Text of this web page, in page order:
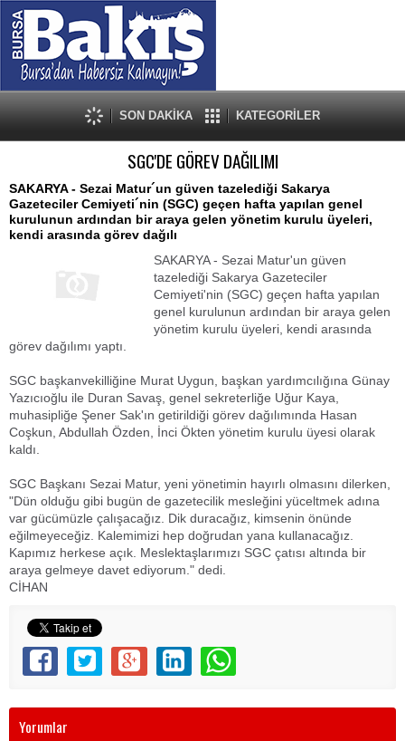
SON DAKİKA KATEGORİLER
SGC'DE GÖREV DAĞILIMI
SAKARYA - Sezai Matur´un güven tazelediği Sakarya
Gazeteciler Cemiyeti´nin (SGC) geçen hafta yapılan genel
kurulunun ardından bir araya gelen yönetim kurulu üyeleri,
kendi arasında görev dağılı
SAKARYA - Sezai Matur'un güven
tazelediği Sakarya Gazeteciler
Cemiyeti'nin (SGC) geçen hafta yapılan
genel kurulunun ardından bir araya gelen
yönetim kurulu üyeleri, kendi arasında
görev dağılımı yaptı.
SGC başkanvekilliğine Murat Uygun, başkan yardımcılığına Günay
Yazıcıoğlu ile Duran Savaş, genel sekreterliğe Uğur Kaya,
muhasipliğe Şener Sak'ın getirildiği görev dağılımında Hasan
Coşkun, Abdullah Özden, İnci Ökten yönetim kurulu üyesi olarak
kaldı.
SGC Başkanı Sezai Matur, yeni yönetimin hayırlı olmasını dilerken,
"Dün olduğu gibi bugün de gazetecilik mesleğini yüceltmek adına
var gücümüzle çalışacağız. Dik duracağız, kimsenin önünde
eğilmeyeceğiz. Kalemimizi hep doğrudan yana kullanacağız.
Kapımız herkese açık. Meslektaşlarımızı SGC çatısı altında bir
araya gelmeye davet ediyorum." dedi.
CİHAN
Yorumlar